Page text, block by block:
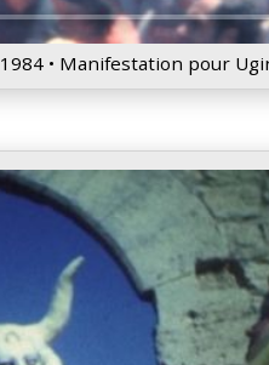
1984 • Manifestation pour